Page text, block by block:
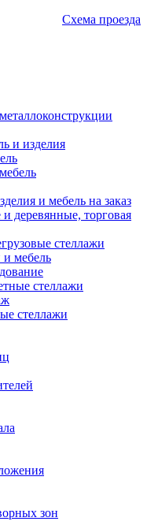
Схема проезда
и изделия
и мебель на заказ
деревянные, торговая
стеллажи
и мебель
стеллажи
стеллажи
зон